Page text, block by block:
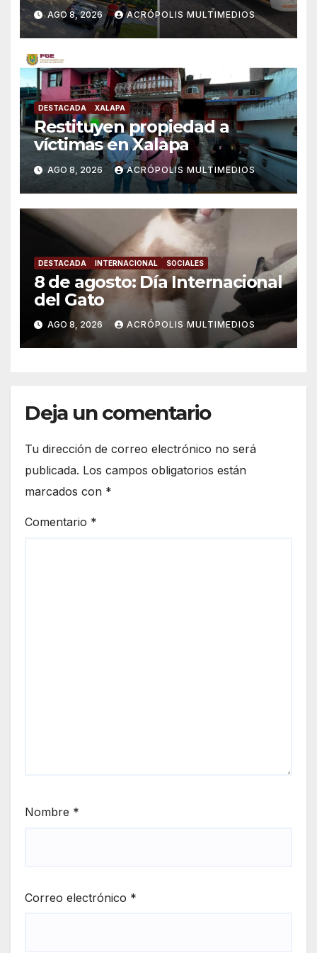
AGO 8, 2026 ACRÓPOLIS MULTIMEDIOS
DESTACADA XALAPA
Restituyen propiedad a
víctimas en Xalapa
AGO 8, 2026 ACRÓPOLIS MULTIMEDIOS
DESTACADA INTERNACIONAL SOCIALES
8 de agosto: Día Internacional
del Gato
AGO 8, 2026 ACRÓPOLIS MULTIMEDIOS
Deja un comentario
Tu dirección de correo electrónico no será
publicada. Los campos obligatorios están
marcados con *
Comentario *
Nombre *
Correo electrónico *